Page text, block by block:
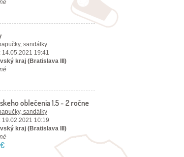
sandálky
14.05.2021 19:41
kraj (Bratislava III)
oblečenia 1.5 - 2 ročne
sandálky
19.02.2021 10:19
kraj (Bratislava III)